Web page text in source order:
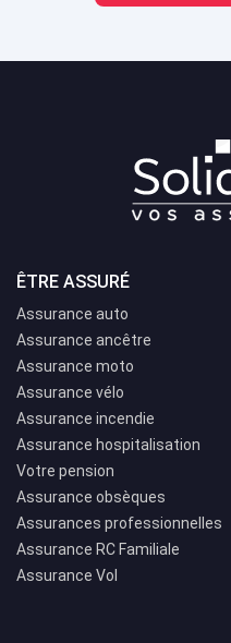
ÊTRE ASSURÉ
Assurance auto
Assurance ancêtre
Assurance moto
Assurance vélo
Assurance incendie
Assurance hospitalisation
Votre pension
Assurance obsèques
Assurances professionnelles
Assurance RC Familiale
Assurance Vol